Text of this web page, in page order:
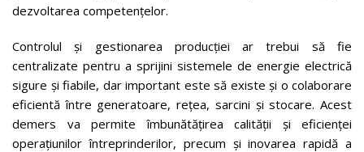
dezvoltarea competențelor.
Controlul și gestionarea producției ar trebui să fie
centralizate pentru a sprijini sistemele de energie electrică
sigure și fiabile, dar important este să existe și o colaborare
eficientă între generatoare, rețea, sarcini și stocare. Acest
demers va permite îmbunătățirea calității și eficienței
operațiunilor întreprinderilor, precum și inovarea rapidă a